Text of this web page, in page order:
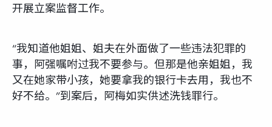
开展立案监督工作。
“我知道他姐姐、姐夫在外面做了一些违法犯罪的
事，阿强嘱咐过我不要参与。但那是他亲姐姐，我
又在她家带小孩，她要拿我的银行卡去用，我也不
好不给。”到案后，阿梅如实供述洗钱罪行。